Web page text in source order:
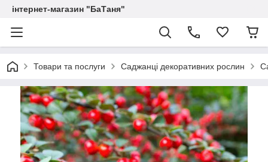
інтернет-магазин "БаТаня"
Товари та послуги Саджанці декоративних рослин